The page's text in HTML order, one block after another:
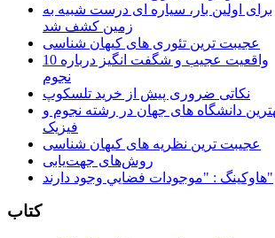
برای اولین بار، سیاره ای درست شبیه به
زمین کشف شد
عجیبت ترین تئوری های کیهان شناسی
10 واقعیت عجیب و شگفت انگیز درباره
نجوم
نکاتی ضروری پیش از خرید تلسکوپ
دانشگاه های جهان در رشته نجوم و
فیزیک
عجیبت ترین نظریه های کیهان شناسی
روش‌های جهت‌یابی
هاوكينگ : "موجودات فضايي وجود دارند"
کتاب